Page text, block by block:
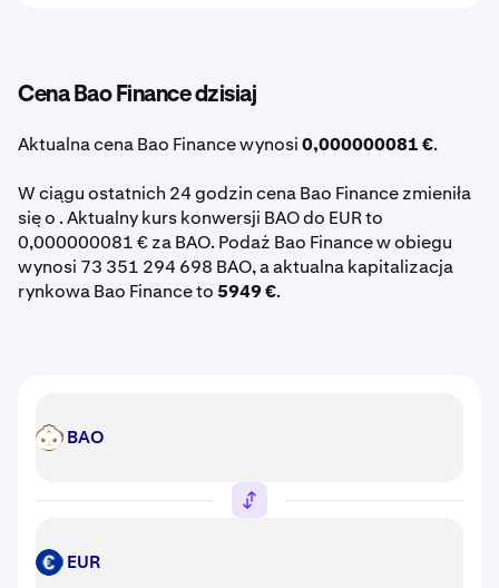
Cena Bao Finance dzisiaj
Aktualna cena Bao Finance wynosi0,000000081 €.
W ciągu ostatnich 24 godzin cena Bao Finance zmieniła
się o . Aktualny kurs konwersji BAO do EUR to
0,000000081 € za BAO. Podaż Bao Finance w obiegu
wynosi 73 351 294 698 BAO, a aktualna kapitalizacja
rynkowa Bao Finance to 5949 €.
BAO BAO
EUR EUR